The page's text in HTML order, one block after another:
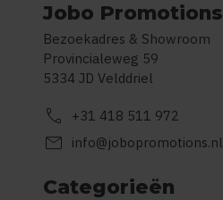
Jobo Promotions
Bezoekadres & Showroom
Provincialeweg 59
5334 JD Velddriel
call +31 418 511 972
mail info@jobopromotions.nl
Categorieën